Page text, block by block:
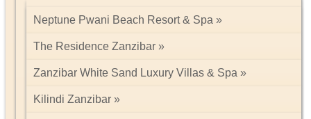
Neptune Pwani Beach Resort & Spa
The Residence Zanzibar
Zanzibar White Sand Luxury Villas & Spa
Kilindi Zanzibar